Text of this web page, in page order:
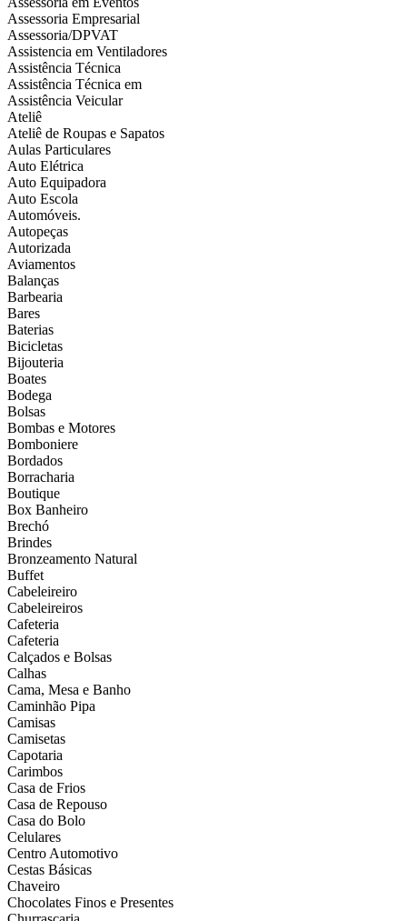
Assessoria Empresarial
Assessoria/DPVAT
Assistencia em Ventiladores
Assistência Técnica
Assistência Técnica em
Assistência Veicular
Ateliê
Ateliê de Roupas e Sapatos
Aulas Particulares
Auto Elétrica
Auto Equipadora
Auto Escola
Automóveis.
Autopeças
Autorizada
Aviamentos
Balanças
Barbearia
Bares
Baterias
Bicicletas
Bijouteria
Boates
Bodega
Bolsas
Bombas e Motores
Bomboniere
Bordados
Borracharia
Boutique
Box Banheiro
Brechó
Brindes
Bronzeamento Natural
Buffet
Cabeleireiro
Cabeleireiros
Cafeteria
Cafeteria
Calçados e Bolsas
Calhas
Cama, Mesa e Banho
Caminhão Pipa
Camisas
Camisetas
Capotaria
Carimbos
Casa de Frios
Casa de Repouso
Casa do Bolo
Celulares
Centro Automotivo
Cestas Básicas
Chaveiro
Chocolates Finos e Presentes